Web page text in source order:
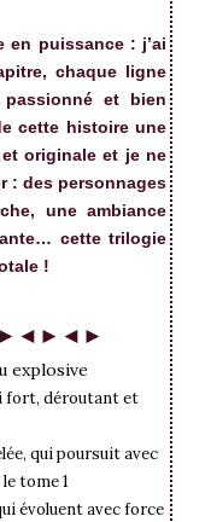
en puissance : j’ai
chaque ligne
et bien
cette histoire une
originale et je ne
: des personnages
une ambiance
cette trilogie
!
►◄►◄►
explosive
fort, déroutant et
qui poursuit avec
tome 1
évoluent avec force